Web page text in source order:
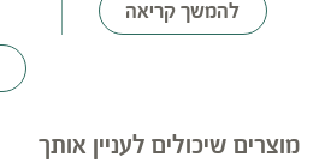
להמשך קריאה
מוצרים שיכולים לעניין אותך